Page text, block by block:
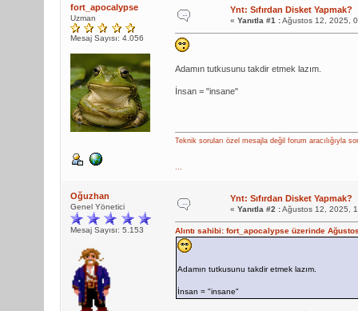
fort_apocalypse
Uzman
Mesaj Sayısı: 4.056
Ynt: Sıfırdan Disket Yapmak?
« Yanıtla #1 :Ağustos 12, 2025,
Adamın tutkusunu takdir etmek lazım.
İnsan = "insane"
Teknik soruları özel mesajla değil forum aracılığıyla
...
Oğuzhan
Genel Yönetici
Mesaj Sayısı: 5.153
Ynt: Sıfırdan Disket Yapmak?
« Yanıtla #2 :Ağustos 12, 2025,
Alıntı sahibi: fort_apocalypse üzerinde
Adamın tutkusunu takdir etmek lazım.
İnsan = "insane"